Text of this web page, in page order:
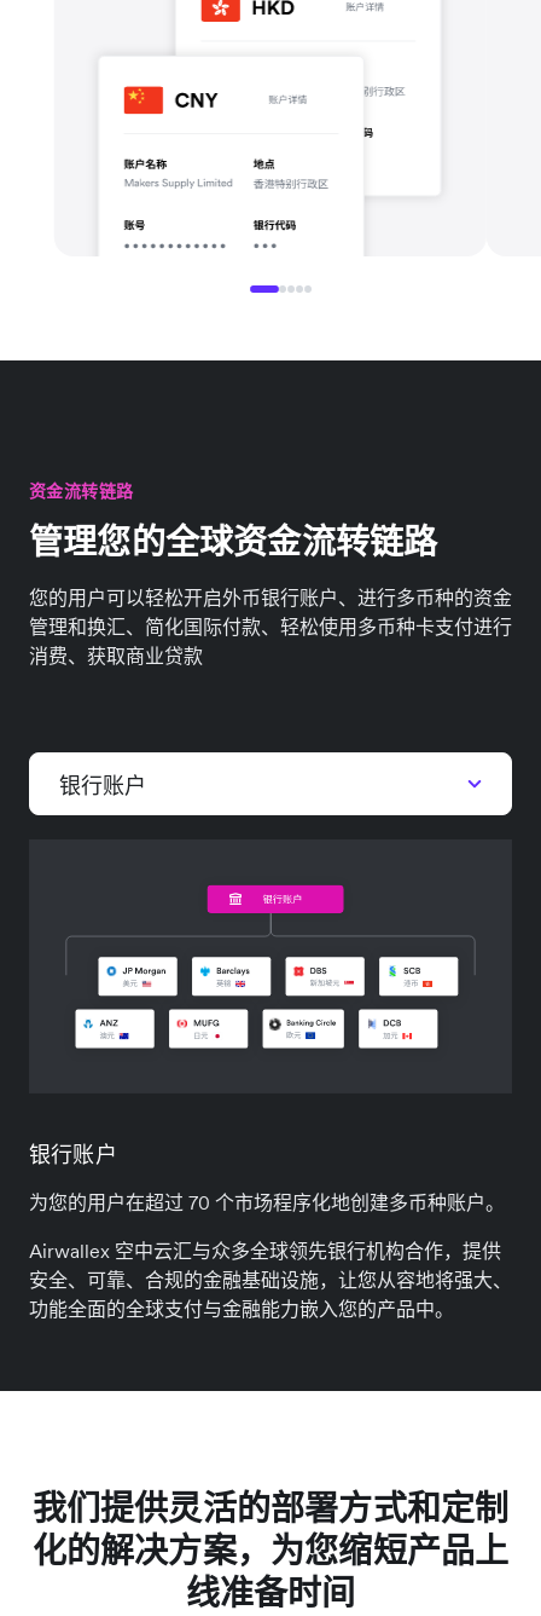
资金流转链路
管理您的全球资金流转链路
您的用户可以轻松开启外币银行账户、进行多币种的资金
管理和换汇、简化国际付款、轻松使用多币种卡支付进行
消费、获取商业贷款
银行账户
银行账户
为您的用户在超过 70 个市场程序化地创建多币种账户。
Airwallex 空中云汇与众多全球领先银行机构合作，提供
安全、可靠、合规的金融基础设施，让您从容地将强大、
功能全面的全球支付与金融能力嵌入您的产品中。
我们提供灵活的部署方式和定制
化的解决方案，为您缩短产品上
线准备时间